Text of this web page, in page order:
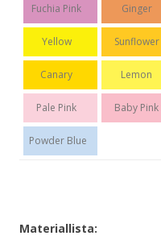
Fuchia Pink Ginger
Yellow Sunflower
Canary Lemon
Pale Pink Baby Pink
Powder Blue
Materiallista: